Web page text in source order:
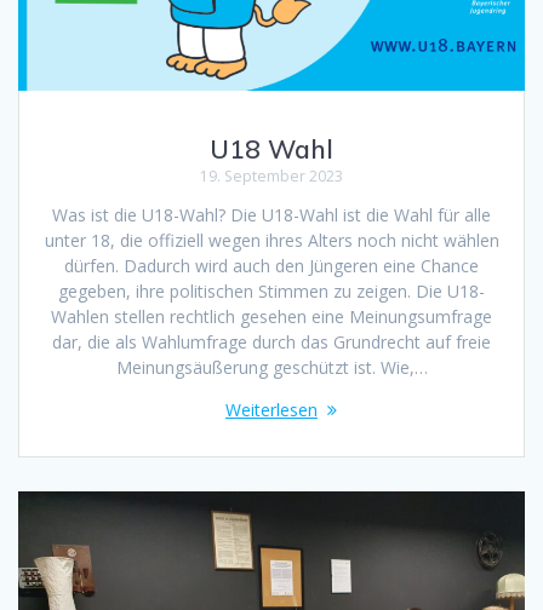
U18 Wahl
19. September 2023
Was ist die U18-Wahl? Die U18-Wahl ist die Wahl für alle
unter 18, die offiziell wegen ihres Alters noch nicht wählen
dürfen. Dadurch wird auch den Jüngeren eine Chance
gegeben, ihre politischen Stimmen zu zeigen. Die U18-
Wahlen stellen rechtlich gesehen eine Meinungsumfrage
dar, die als Wahlumfrage durch das Grundrecht auf freie
Meinungsäußerung geschützt ist. Wie,…
Weiterlesen